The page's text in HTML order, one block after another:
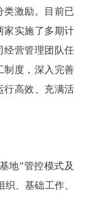
类激励。目前已
家实施了多期计
经营管理团队任
制度，深入完善
行高效、充满活
地”管控模式及
、基础工作、